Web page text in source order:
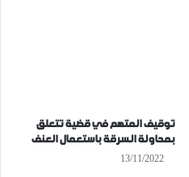
توقيف المتهم في قضية تتعلق
بمحاولة السرقة باستعمال العنف
13/11/2022